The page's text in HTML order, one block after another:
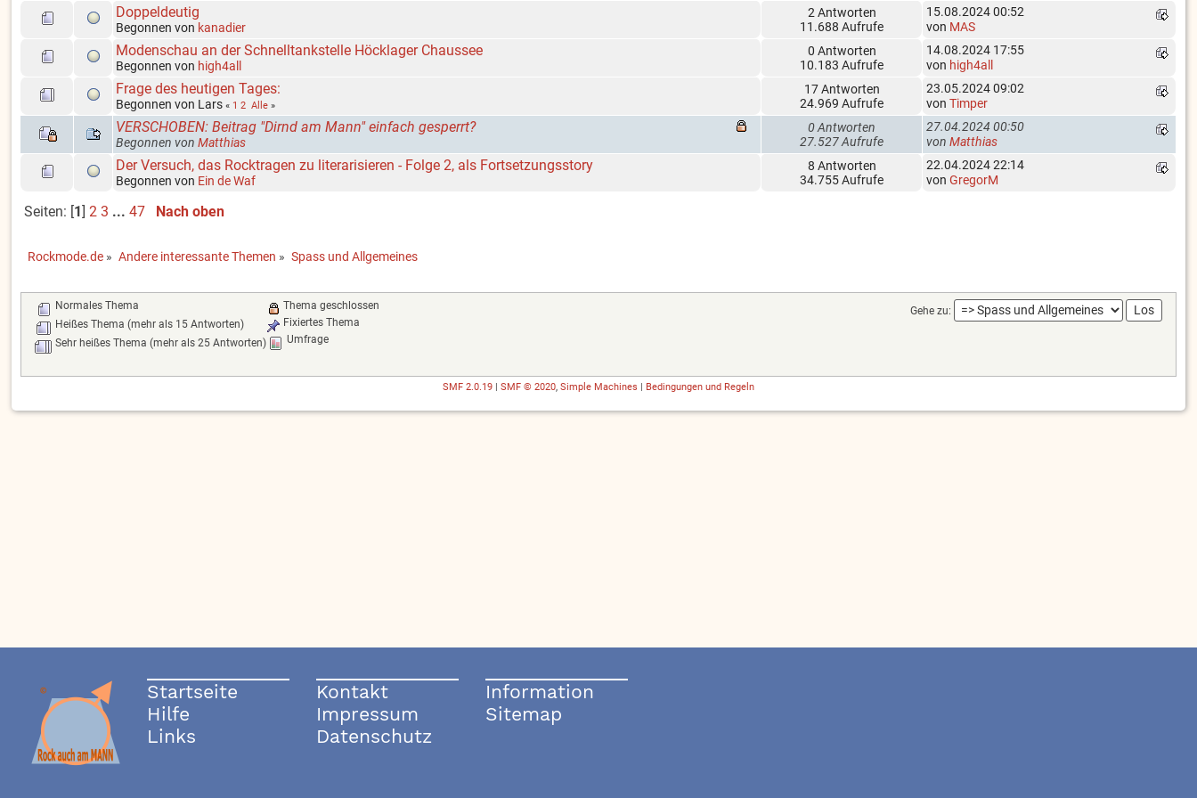
Doppeldeutig
Begonnen von kanadier
2 Antworten
11.688 Aufrufe
15.08.2024 00:52
von MAS
Modenschau an der Schnelltankstelle Höcklager Chaussee
Begonnen von high4all
0 Antworten
10.183 Aufrufe
14.08.2024 17:55
von high4all
Frage des heutigen Tages:
Begonnen von Lars« 1 2 Alle »
17 Antworten
24.969 Aufrufe
23.05.2024 09:02
vonTimper
VERSCHOBEN: Beitrag "Dirnd am Mann" einfach gesperrt?
Begonnen vonMatthias
0 Antworten
27.527 Aufrufe
27.04.2024 00:50
vonMatthias
Der Versuch, das Rocktragen zu literarisieren - Folge 2, als Fortsetzungsstory
Begonnen von Ein de Waf
8 Antworten
34.755 Aufrufe
22.04.2024 22:14
vonGregorM
Seiten: [1] 2 3 ... 47 Nach oben
Rockmode.de » Andere interessante Themen » Spass und Allgemeines
Gehe zu:
Normales Thema
Heißes Thema (mehr als 15 Antworten)
Sehr heißes Thema (mehr als 25 Antworten)
Thema geschlossen
Fixiertes Thema
Umfrage
SMF 2.0.19| SMF © 2020, Simple Machines | Bedingungen und Regeln
Startseite
Hilfe
Links
Kontakt
Impressum
Datenschutz
Information
Sitemap